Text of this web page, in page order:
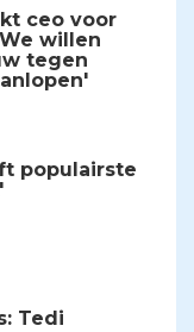
ceo voor
willen
tegen
populairste
Tedi